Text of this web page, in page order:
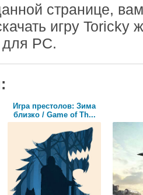
странице,
игру Toricky
для PC.
Игра престолов: Зима
близко / Game of Th...